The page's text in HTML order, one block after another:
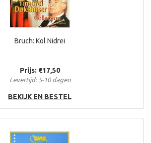
Bruch: Kol Nidrei
Prijs: €17,50
Levertijd: 5-10 dagen
BEKIJK EN BESTEL